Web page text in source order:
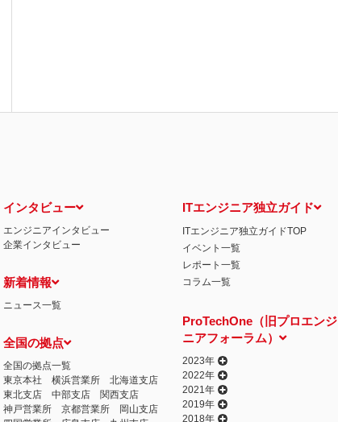
インタビュー
エンジニアインタビュー
企業インタビュー
新着情報
ニュース一覧
全国の拠点
全国の拠点一覧
東京本社
横浜営業所
北海道支店
東北支店
中部支店
関西支店
神戸営業所
京都営業所
岡山支店
ITエンジニア独立ガイド
ITエンジニア独立ガイドTOP
イベント一覧
レポート一覧
コラム一覧
ProTechOne（旧プロエンジ
ニアフォーラム）
2023年
2022年
2021年
2019年
2018年